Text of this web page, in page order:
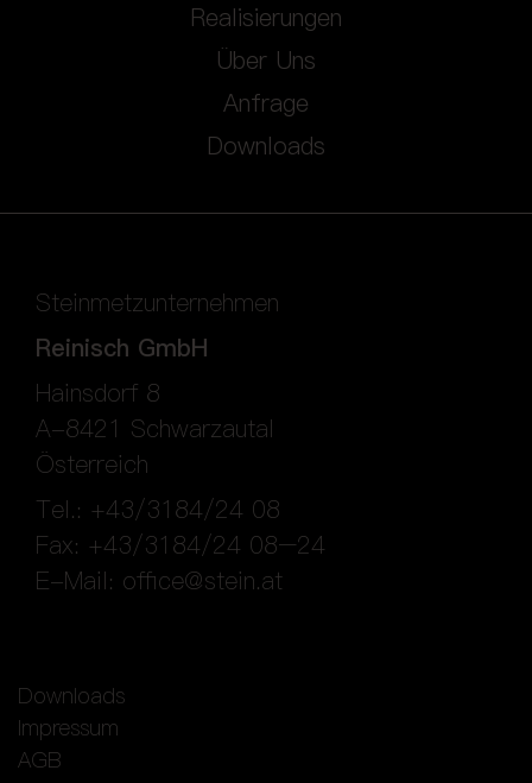
Realisierungen
Über Uns
Anfrage
Downloads
Steinmetzunternehmen
Reinisch GmbH
Hainsdorf 8
A-8421 Schwarzautal
Österreich
Tel.: +43/3184/24 08
Fax: +43/3184/24 08–24
E-Mail: office@stein.at
Downloads
Impressum
AGB